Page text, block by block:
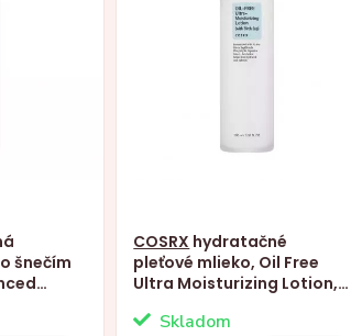
šnečím
COSRX hydratačné
pleťové mlieko, Oil Free
Ultra Moisturizing Lotion,
Skladom